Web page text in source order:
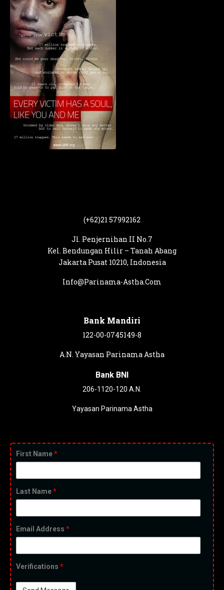
(+62)21 57992162
Jl. Penjernihan II No.7
Kel. Bendungan Hilir – Tanah Abang
Jakarta Pusat 10210, Indonesia
Info@Parinama-Astha.Com
Bank Mandiri
122-00-0745149-8
A.N. Yayasan Parinama Astha
Bank BNI
206-1120-120 A.N.
Yayasan Parinama Astha
First Name*
Last Name*
Email Address *
Verifications *